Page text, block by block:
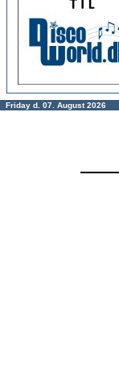
Friday d. 07. August 2026